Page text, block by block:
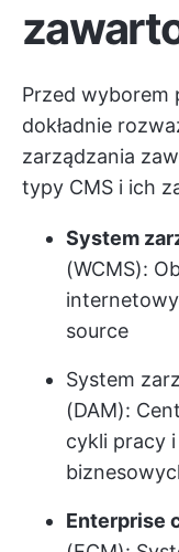
Przed wyborem
dokładnie
zarządzania
typy CMS i ich
System
(WCMS):
source
System
(DAM):
cykli pracy
Enterprise